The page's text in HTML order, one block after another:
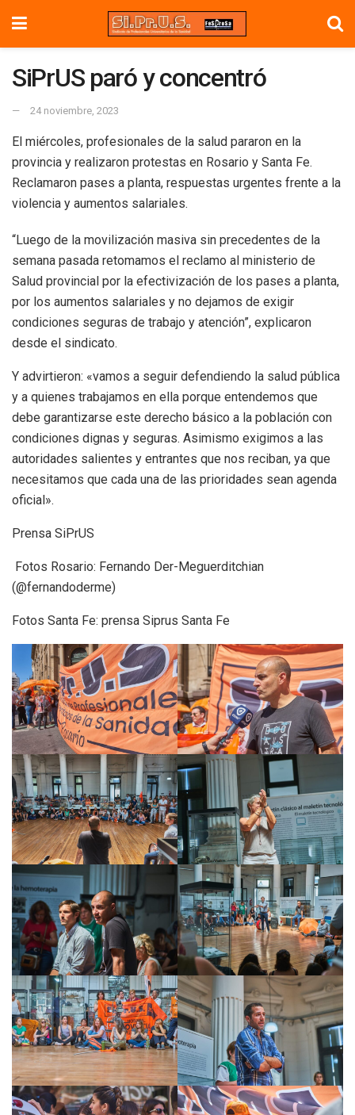
SiPrUS paró y concentró
24 noviembre, 2023
El miércoles, profesionales de la salud pararon en la
provincia y realizaron protestas en Rosario y Santa Fe.
Reclamaron pases a planta, respuestas urgentes frente a la
violencia y aumentos salariales.
“Luego de la movilización masiva sin precedentes de la
semana pasada retomamos el reclamo al ministerio de
Salud provincial por la efectivización de los pases a planta,
por los aumentos salariales y no dejamos de exigir
condiciones seguras de trabajo y atención”, explicaron
desde el sindicato.
Y advirtieron: «vamos a seguir defendiendo la salud pública
y a quienes trabajamos en ella porque entendemos que
debe garantizarse este derecho básico a la población con
condiciones dignas y seguras. Asimismo exigimos a las
autoridades salientes y entrantes que nos reciban, ya que
necesitamos que cada una de las prioridades sean agenda
oficial».
Prensa SiPrUS
Fotos Rosario: Fernando Der-Meguerditchian
(@fernandoderme)
Fotos Santa Fe: prensa Siprus Santa Fe